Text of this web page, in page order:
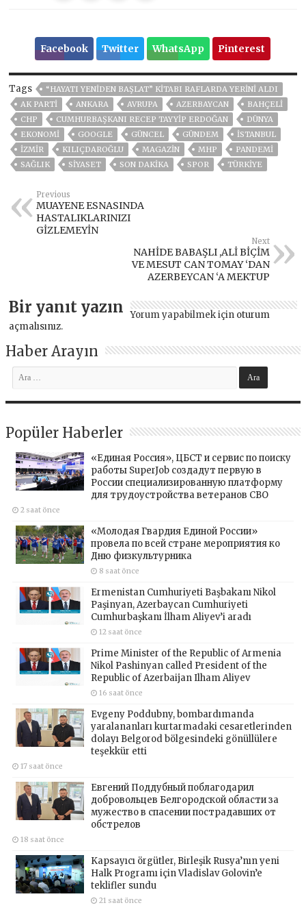
Facebook Twitter WhatsApp Pinterest
Tags
“HAYATI YENİDEN BAŞLAT” KİTABI RAFLARDA YERİNİ ALDI
AK PARTİ
ANKARA AVRUPA AZERBAYCAN
BAHÇELİ
CHP
CUMHURBAŞKANI RECEP TAYYIP ERDOĞAN
DÜNYA
EKONOMİ
GOOGLE GÜNCEL GÜNDEM
ISTANBUL
İZMIR
KILIÇDAROĞLU MAGAZİN MHP
PANDEMİ
SAĞLIK
SİYASET SON DAKIKA SPOR TÜRKİYE
Previous
MUAYENE ESNASINDA
HASTALIKLARINIZI
GİZLEMEYİN
Next
NAHİDE BABAŞLI ,ALİ BİÇİM
VE MESUT CAN TOMAY ‘DAN
AZERBEYCAN ‘A MEKTUP
Bir yanıt yazın Yorum yapabilmek için oturum
açmalısınız.
Haber Arayın
Popüler Haberler
«Единая Россия», ЦБСТ и сервис по поиску
работы SuperJob создадут первую в
России специализированную платформу
для трудоустройства ветеранов СВО
2 saat önce
«Молодая Гвардия Единой России»
провела по всей стране мероприятия ко
Дню физкультурника
8 saat önce
Ermenistan Cumhuriyeti Başbakanı Nikol
Paşinyan, Azerbaycan Cumhuriyeti
Cumhurbaşkanı İlham Aliyev’i aradı
12 saat önce
Prime Minister of the Republic of Armenia
Nikol Pashinyan called President of the
Republic of Azerbaijan Ilham Aliyev
16 saat önce
Evgeny Poddubny, bombardımanda
yaralananları kurtarmadaki cesaretlerinden
dolayı Belgorod bölgesindeki gönüllülere
teşekkür etti
17 saat önce
Евгений Поддубный поблагодарил
добровольцев Белгородской области за
мужество в спасении пострадавших от
обстрелов
18 saat önce
Kapsayıcı örgütler, Birleşik Rusya’nın yeni
Halk Programı için Vladislav Golovin’e
teklifler sundu
21 saat önce